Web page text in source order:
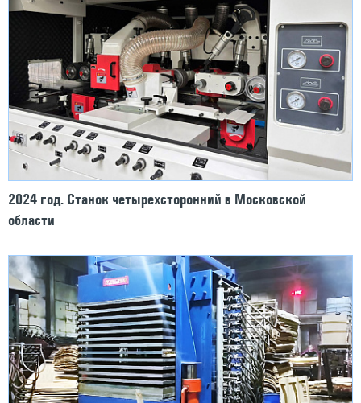
2024 год. Станок четырехсторонний в Московской
области